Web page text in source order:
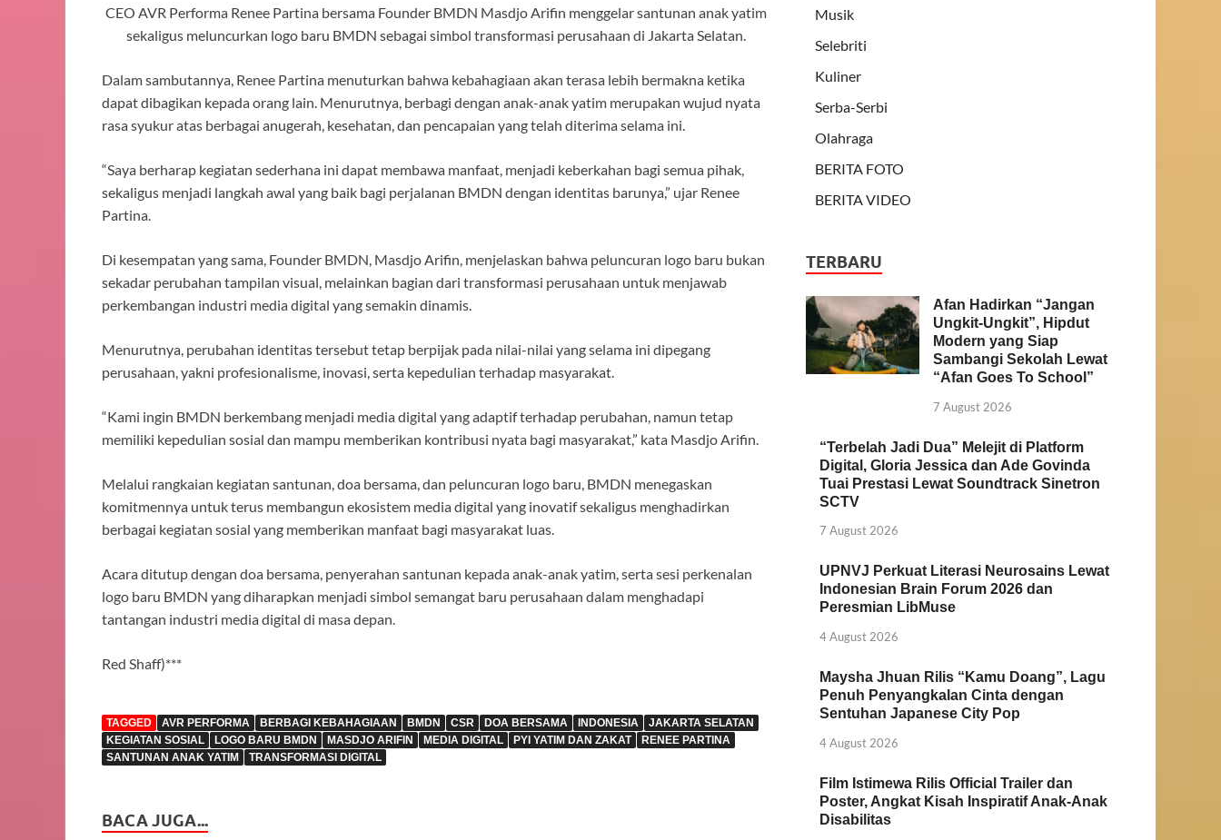
CEO AVR Performa Renee Partina bersama Founder BMDN Masdjo Arifin menggelar santunan anak yatim
sekaligus meluncurkan logo baru BMDN sebagai simbol transformasi perusahaan di Jakarta Selatan.
Dalam sambutannya, Renee Partina menuturkan bahwa kebahagiaan akan terasa lebih bermakna ketika
dapat dibagikan kepada orang lain. Menurutnya, berbagi dengan anak-anak yatim merupakan wujud nyata
rasa syukur atas berbagai anugerah, kesehatan, dan pencapaian yang telah diterima selama ini.
“Saya berharap kegiatan sederhana ini dapat membawa manfaat, menjadi keberkahan bagi semua pihak,
sekaligus menjadi langkah awal yang baik bagi perjalanan BMDN dengan identitas barunya,” ujar Renee
Partina.
Di kesempatan yang sama, Founder BMDN, Masdjo Arifin, menjelaskan bahwa peluncuran logo baru bukan
sekadar perubahan tampilan visual, melainkan bagian dari transformasi perusahaan untuk menjawab
perkembangan industri media digital yang semakin dinamis.
Menurutnya, perubahan identitas tersebut tetap berpijak pada nilai-nilai yang selama ini dipegang
perusahaan, yakni profesionalisme, inovasi, serta kepedulian terhadap masyarakat.
“Kami ingin BMDN berkembang menjadi media digital yang adaptif terhadap perubahan, namun tetap
memiliki kepedulian sosial dan mampu memberikan kontribusi nyata bagi masyarakat,” kata Masdjo Arifin.
Melalui rangkaian kegiatan santunan, doa bersama, dan peluncuran logo baru, BMDN menegaskan
komitmennya untuk terus membangun ekosistem media digital yang inovatif sekaligus menghadirkan
berbagai kegiatan sosial yang memberikan manfaat bagi masyarakat luas.
Acara ditutup dengan doa bersama, penyerahan santunan kepada anak-anak yatim, serta sesi perkenalan
logo baru BMDN yang diharapkan menjadi simbol semangat baru perusahaan dalam menghadapi
tantangan industri media digital di masa depan.
Red Shaff)***
TAGGED AVR PERFORMA BERBAGI KEBAHAGIAAN BMDN CSR DOA BERSAMA INDONESIA
JAKARTA SELATAN
KEGIATAN SOSIAL
LOGO BARU BMDN MASDJO ARIFIN MEDIA DIGITAL PYI YATIM DAN ZAKAT
RENEE PARTINA
SANTUNAN ANAK YATIM
TRANSFORMASI DIGITAL
BACA JUGA...
Musik
Selebriti
Kuliner
Serba-Serbi
Olahraga
BERITA FOTO
BERITA VIDEO
TERBARU
Afan Hadirkan “Jangan
Ungkit-Ungkit”, Hipdut
Modern yang Siap
Sambangi Sekolah Lewat
“Afan Goes To School”
7 August 2026
“Terbelah Jadi Dua” Melejit di Platform
Digital, Gloria Jessica dan Ade Govinda
Tuai Prestasi Lewat Soundtrack Sinetron
SCTV
7 August 2026
UPNVJ Perkuat Literasi Neurosains Lewat
Indonesian Brain Forum 2026 dan
Peresmian LibMuse
4 August 2026
Maysha Jhuan Rilis “Kamu Doang”, Lagu
Penuh Penyangkalan Cinta dengan
Sentuhan Japanese City Pop
4 August 2026
Film Istimewa Rilis Official Trailer dan
Poster, Angkat Kisah Inspiratif Anak-Anak
Disabilitas